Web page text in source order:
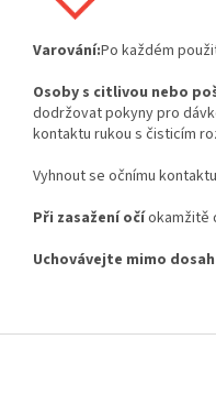
Varování:Po každém
Osoby s citlivou nebo
dodržovat pokyny pro
kontaktu rukou s čisticím
Vyhnout se očnímu kontaktu
Při zasažení očíokamžitě
Uchovávejte mimo dosah